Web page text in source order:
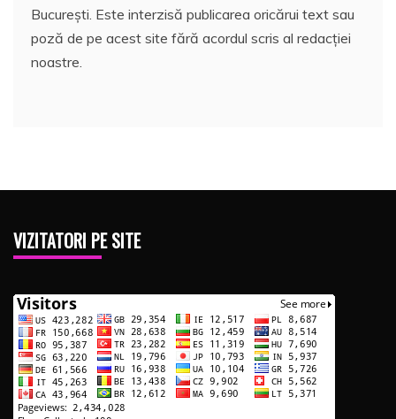
București. Este interzisă publicarea oricărui text sau
poză de pe acest site fără acordul scris al redacției
noastre.
VIZITATORI PE SITE